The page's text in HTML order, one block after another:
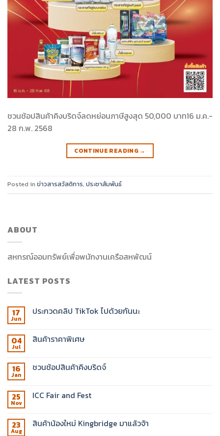
ชวนช้อปสินค้าคิงบริดจ์ลดหย่อนภาษีสูงสุด 50,000 บาท16 ม.ค.-
28 ก.พ. 2568
CONTINUE READING →
Posted in ข่าวสารสวัสดิการ, ประชาสัมพันธ์
ABOUT
สหกรณ์ออมทรัพย์เพื่อพนักงานเครือสหพัฒน์
LATEST POSTS
17
Jun
ประกวดคลิป TikTok ไปด้วยกันนะ
04
Jul
สินค้าราคาพิเศษ
16
Jan
ชวนช้อปสินค้าคิงบริดจ์
25
Nov
ICC Fair and Fest
23
Aug
สินค้าน้องใหม่ Kingbridge มาแล้วจ้า